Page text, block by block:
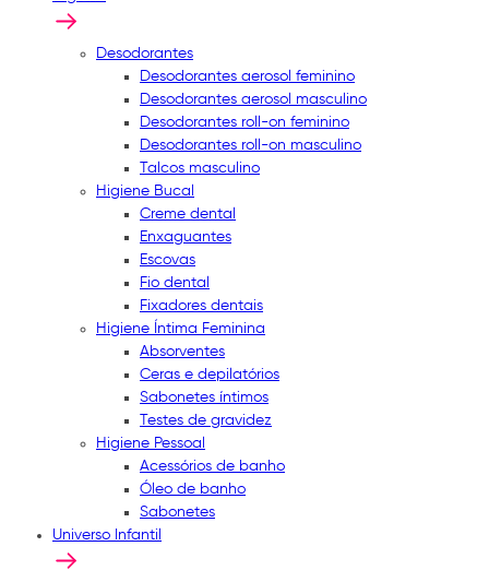
Desodorantes
Desodorantes aerosol feminino
Desodorantes aerosol masculino
Desodorantes roll-on feminino
Desodorantes roll-on masculino
Talcos masculino
Higiene Bucal
Creme dental
Enxaguantes
Escovas
Fio dental
Fixadores dentais
Higiene Íntima Feminina
Absorventes
Ceras e depilatórios
Sabonetes íntimos
Testes de gravidez
Higiene Pessoal
Acessórios de banho
Óleo de banho
Sabonetes
Universo Infantil